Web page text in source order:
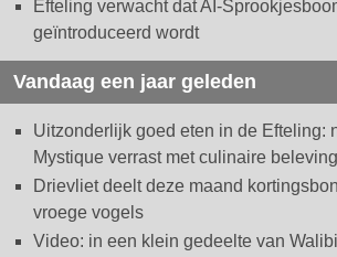
Efteling verwacht dat AI-
geïntroduceerd wordt
Vandaag een jaar geleden
Uitzonderlijk goed eten in de Efteling:
Mystique verrast met culinaire beleving
Drievliet deelt deze maand
vroege vogels
Video: in een klein gedeelte van